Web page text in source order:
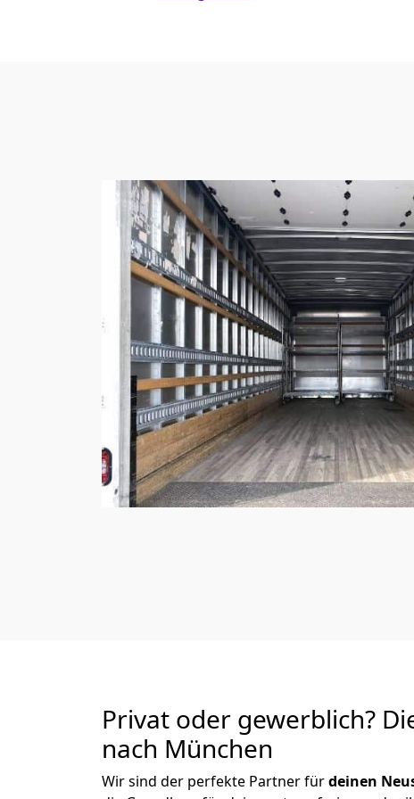
Privat oder gewerblich?
nach München
Wir sind der perfekte Partner fürdeinen